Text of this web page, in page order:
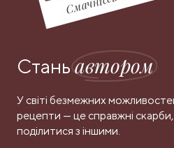
Станьавтором
У світі безмежних
рецепти — це справжні
поділитися з іншими.